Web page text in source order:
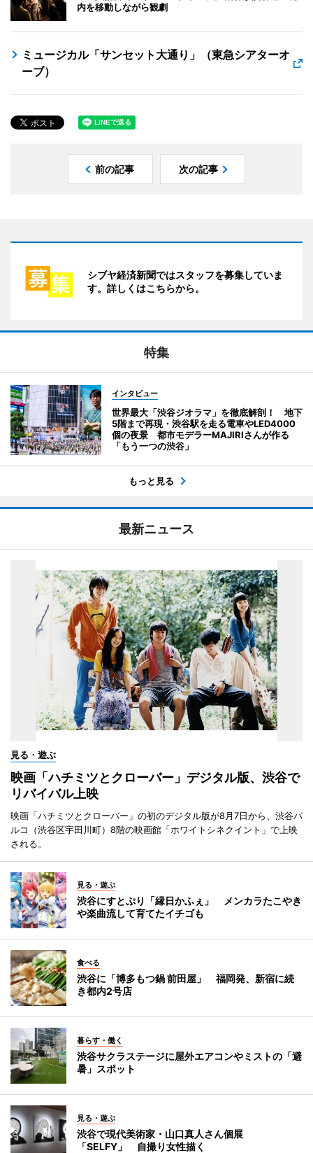
内を移動しながら観劇
ミュージカル「サンセット大通り」（東急シアターオ
ーブ）
前の記事 次の記事
シブヤ経済新聞ではスタッフを募集していま
す。詳しくはこちらから。
特集
インタビュー
世界最大「渋谷ジオラマ」を徹底解剖！ 地下
5階まで再現・渋谷駅を走る電車やLED4000
個の夜景 都市モデラーMAJIRIさんが作る
「もう一つの渋谷」
もっと見る
最新ニュース
見る・遊ぶ
映画「ハチミツとクローバー」デジタル版、渋谷で
リバイバル上映
映画「ハチミツとクローバー」の初のデジタル版が8月7日から、渋谷パ
ルコ（渋谷区宇田川町）8階の映画館「ホワイトシネクイント」で上映
される。
見る・遊ぶ
渋谷にすとぷり「縁日かふぇ」 メンカラたこやき
や楽曲流して育てたイチゴも
食べる
渋谷に「博多もつ鍋 前田屋」 福岡発、新宿に続
き都内2号店
暮らす・働く
渋谷サクラステージに屋外エアコンやミストの「避
暑」スポット
見る・遊ぶ
渋谷で現代美術家・山口真人さん個展
「SELFY」 自撮り女性描く